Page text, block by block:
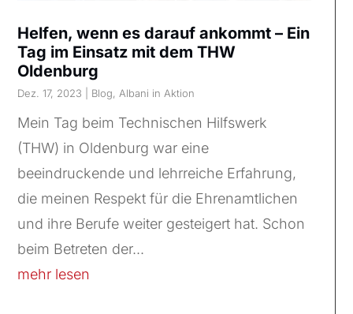
Helfen, wenn es darauf ankommt – Ein
Tag im Einsatz mit dem THW
Oldenburg
Dez. 17, 2023 Blog,Albani in Aktion
Mein Tag beim Technischen Hilfswerk
(THW) in Oldenburg war eine
beeindruckende und lehrreiche Erfahrung,
die meinen Respekt für die Ehrenamtlichen
und ihre Berufe weiter gesteigert hat. Schon
beim Betreten der...
mehr lesen